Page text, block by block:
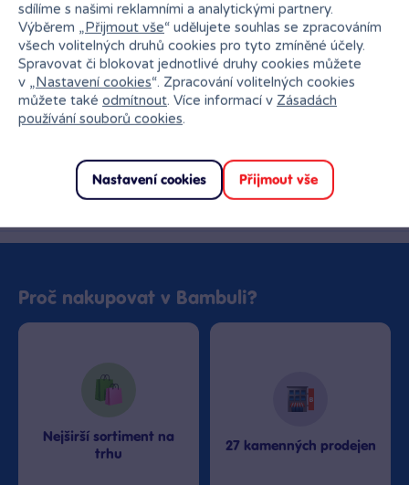
GEIS nelze doručit
Ihned k odběru na pobočce
Bambule Praha Zličín Metropole
Rezervovat zde
Proč nakupovat v Bambuli?
Nejširší sortiment na
trhu
27 kamenných prodejen
sdílíme s našimi reklamními a analytickými partnery.
Výběrem „Přijmout vše“ udělujete souhlas se zpracováním
všech volitelných druhů cookies pro tyto zmíněné účely.
Spravovat či blokovat jednotlivé druhy cookies můžete
v „Nastavení cookies“. Zpracování volitelných cookies
můžete také odmítnout. Více informací v Zásadách
používání souborů cookies.
Nastavení cookies Přijmout vše